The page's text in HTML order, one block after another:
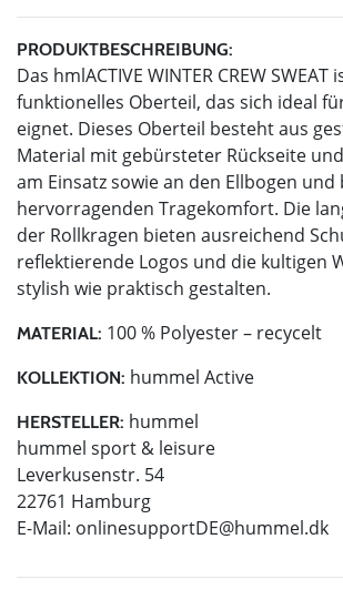
PRODUKTBESCHREIBUNG:
Das hmlACTIVE WINTER CREW SWEAT
funktionelles Oberteil, das sich ideal
eignet. Dieses Oberteil besteht aus
Material mit gebürsteter Rückseite
am Einsatz sowie an den Ellbogen und
hervorragenden Tragekomfort. Die
der Rollkragen bieten ausreichend
reflektierende Logos und die kultigen
stylish wie praktisch gestalten.
MATERIAL: 100 % Polyester – recycelt
KOLLEKTION: hummel Active
HERSTELLER: hummel
hummel sport & leisure
Leverkusenstr. 54
22761 Hamburg
E-Mail: onlinesupportDE@hummel.dk